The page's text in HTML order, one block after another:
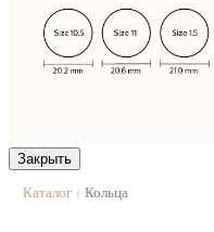
Закрыть
Каталог | Кольца